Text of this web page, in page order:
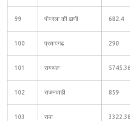
99 पीपरला की ढाणी 682.4
100 प्रतापगढ 290
101 रायथल 5745.36
102 राजनवाडी 859
103 रामा 3322.38